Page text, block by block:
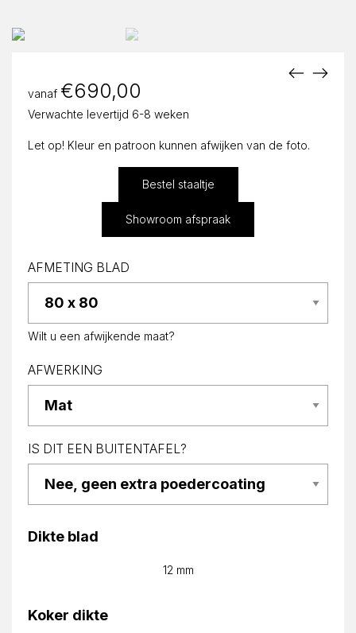
vanaf €690,00
Verwachte levertijd 6-8 weken
Let op! Kleur en patroon kunnen afwijken van de foto.
Bestel staaltje
Showroom afspraak
AFMETING BLAD
Wilt u een afwijkende maat?
AFWERKING
IS DIT EEN BUITENTAFEL?
Dikte blad
12 mm
Koker dikte